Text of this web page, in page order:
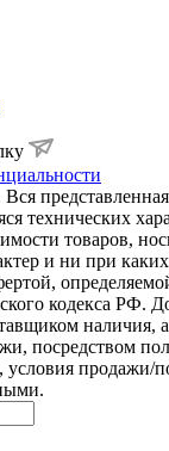
технических
товаров,
и ни при
кодекса РФ.
наличия,
посредством
продажи/